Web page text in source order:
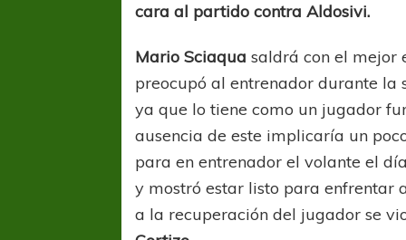
cara al partido contra Aldosivi.
Mario Sciaqua saldrá con el mejor
preocupó al entrenador durante
ya que lo tiene como un jugador
ausencia de este implicaría un
para en entrenador el volante el
y mostró estar listo para enfrentar
a la recuperación del jugador se